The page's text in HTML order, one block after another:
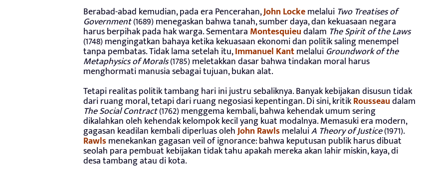
Berabad-abad kemudian, pada era Pencerahan,John Lockemelalui Two Treatises of
Government(1689) menegaskan bahwa tanah, sumber daya, dan kekuasaan negara
harus berpihak pada hak warga. Sementara Montesquieudalam The Spirit of the Laws
(1748) mengingatkan bahaya ketika kekuasaan ekonomi dan politik saling menempel
tanpa pembatas. Tidak lama setelah itu,Immanuel Kantmelalui Groundwork of the
Metaphysics of Morals(1785) meletakkan dasar bahwa tindakan moral harus
menghormati manusia sebagai tujuan, bukan alat.
Tetapi realitas politik tambang hari ini justru sebaliknya. Banyak kebijakan disusun tidak
dari ruang moral, tetapi dari ruang negosiasi kepentingan. Di sini, kritikRousseaudalam
The Social Contract(1762) menggema kembali, bahwa kehendak umum sering
dikalahkan oleh kehendak kelompok kecil yang kuat modalnya. Memasuki era modern,
gagasan keadilan kembali diperluas olehJohn RawlsmelaluiA Theory of Justice(1971).
Rawlsmenekankan gagasan veil of ignorance: bahwa keputusan publik harus dibuat
seolah para pembuat kebijakan tidak tahu apakah mereka akan lahir miskin, kaya, di
desa tambang atau di kota.